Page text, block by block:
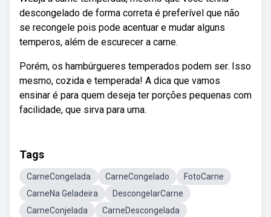
descongelado de forma correta é preferível que não
se recongele pois pode acentuar e mudar alguns
temperos, além de escurecer a carne.
Porém, os hambúrgueres temperados podem ser. Isso
mesmo, cozida e temperada! A dica que vamos
ensinar é para quem deseja ter porções pequenas com
facilidade, que sirva para uma.
Tags
CarneCongelada CarneCongelado
FotoCarne
CarneNa Geladeira
DescongelarCarne
CarneConjelada
CarneDescongelada